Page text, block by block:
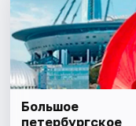
Большое
петербургское